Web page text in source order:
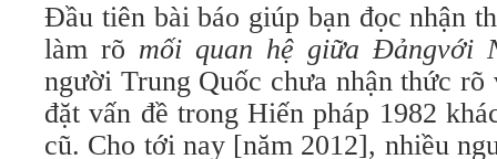
Đầu tiên bài báo giúp bạn đọc nhận
làm rõ mối quan hệ giữa Đảngvới
người Trung Quốc chưa nhận thức rõ
đặt vấn đề trong Hiến pháp 1982
cũ. Cho tới nay [năm 2012], nhiều